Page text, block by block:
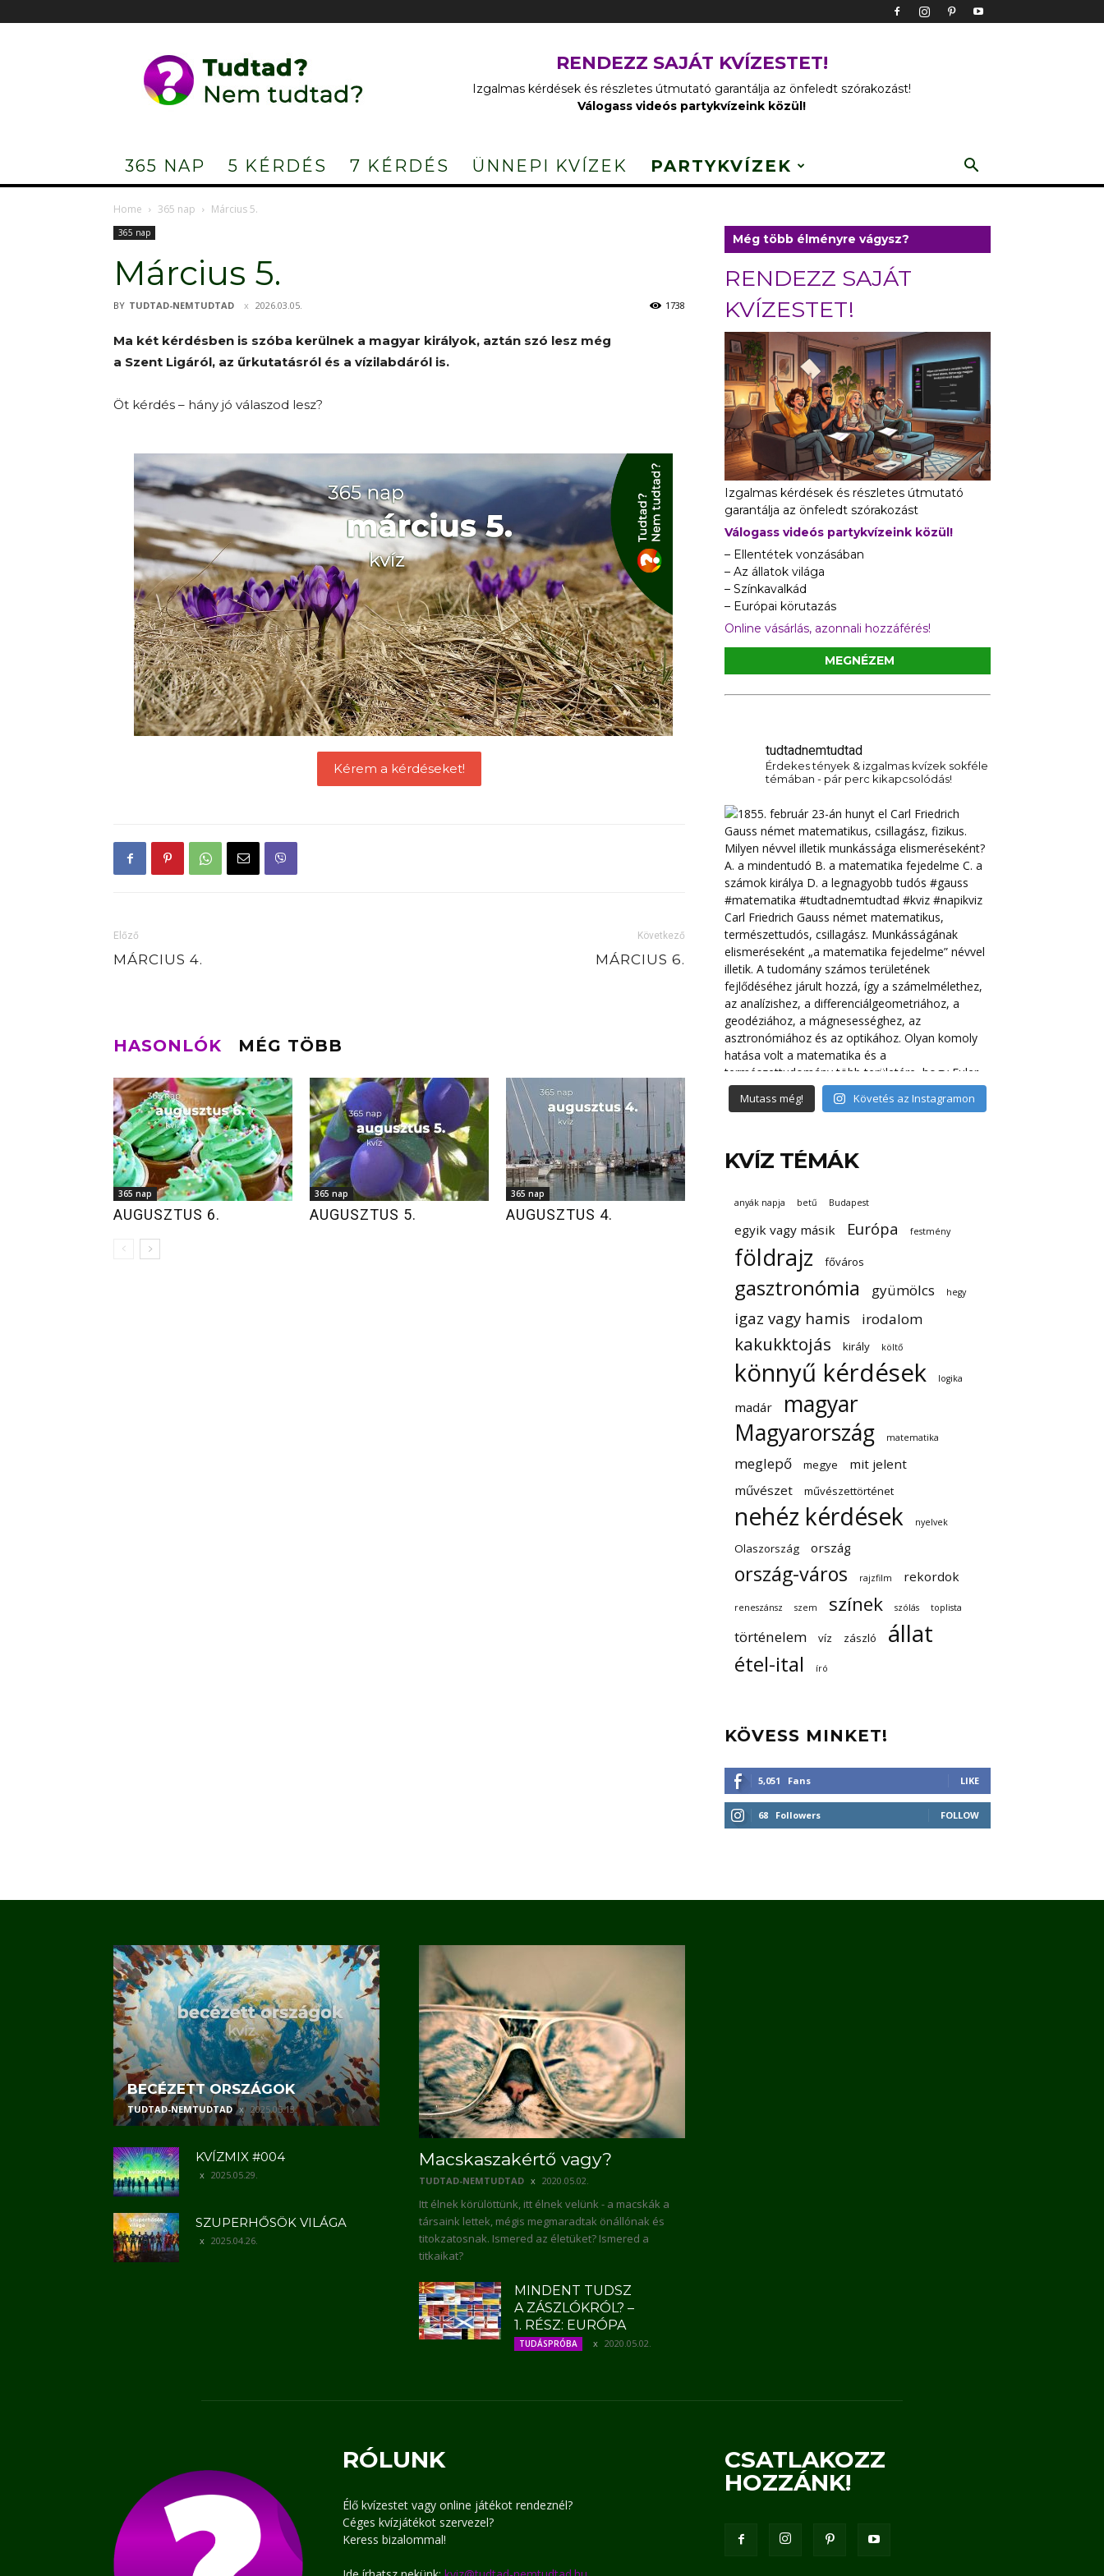
Nem
tudtad?
RENDEZZ SAJÁT KVÍZESTET!
Izgalmas kérdések és részletes útmutató garantálja az önfeledt szórakozást!
Válogass videós partykvízeink közül!
365 NAP 5 KÉRDÉS 7 KÉRDÉS ÜNNEPI KVÍZEK PARTYKVÍZEK
Home 365 nap Március 5.
365 nap
Március 5.
BY TUDTAD-NEMTUDTAD 2026.03.05. 1738
Ma két kérdésben is szóba kerülnek a magyar királyok, aztán szó lesz még
a Szent Ligáról, az űrkutatásról és a vízilabdáról is.
Öt kérdés – hány jó válaszod lesz?
Kérem a kérdéseket!
Előző
MÁRCIUS 4.
Következő
MÁRCIUS 6.
HASONLÓK MÉG TÖBB
365 nap
AUGUSZTUS 6.
365 nap
AUGUSZTUS 5.
365 nap
AUGUSZTUS 4.
Még több élményre vágysz?
RENDEZZ SAJÁT
KVÍZESTET!
Izgalmas kérdések és részletes útmutató
garantálja az önfeledt szórakozást
Válogass videós partykvízeink közül!
– Ellentétek vonzásában
– Az állatok világa
– Színkavalkád
– Európai körutazás
Online vásárlás, azonnali hozzáférés!
MEGNÉZEM
tudtadnemtudtad
Érdekes tények & izgalmas kvízek sokféle
témában - pár perc kikapcsolódás!
Mutass még! Követés az Instagramon
KVÍZ TÉMÁK
anyák napja betű Budapest
egyik vagy másik Európa festmény
földrajz főváros
gasztronómia gyümölcs hegy
igaz vagy hamis irodalom
kakukktojás király költő
könnyű kérdések logika
madár
magyar
Magyarország
matematika
meglepő megye
mit jelent
művészet
művészettörténet
nehéz kérdések nyelvek
Olaszország ország
ország-város rajzfilm rekordok
reneszánsz szem színek szólás toplista
történelem víz zászló állat
étel-ital író
KÖVESS MINKET!
5,051 Fans LIKE
68 Followers FOLLOW
BECÉZETT ORSZÁGOK
TUDTAD-NEMTUDTAD 2025.05.13.
KVÍZMIX #004
2025.05.29.
SZUPERHŐSÖK VILÁGA
2025.04.26.
Macskaszakértő vagy?
TUDTAD-NEMTUDTAD 2020.05.02.
Itt élnek körülöttünk, itt élnek velünk - a macskák a
társaink lettek, mégis megmaradtak önállónak és
titokzatosnak. Ismered az életüket? Ismered a
titkaikat?
MINDENT TUDSZ
A ZÁSZLÓKRÓL? –
1. RÉSZ: EURÓPA
TUDÁSPRÓBA 2020.05.02.
RÓLUNK
Élő kvízestet vagy online játékot rendeznél?
Céges kvízjátékot szervezel?
Keress bizalommal!
CSATLAKOZZ
HOZZÁNK!